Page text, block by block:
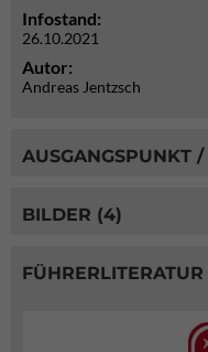
Infostand:
26.10.2021
Autor:
Andreas Jentzsch
AUSGANGSPUNKT
BILDER (4)